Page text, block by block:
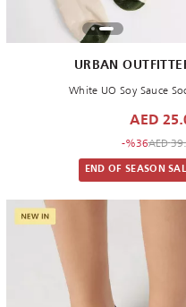
URBAN
White UO Soy Sauce
25.00
Price reduced
to 25.00 AED
%36-
END OF SEASON